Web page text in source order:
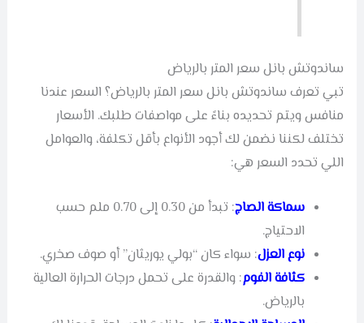
ساندوتش بانل سعر المتر بالرياض
تبي تعرف ساندوتش بانل سعر المتر بالرياض؟ السعر عندنا
منافس ويتم تحديده بناءً على مواصفات طلبك. الأسعار
تختلف لكننا نضمن لك أجود الأنواع بأقل تكلفة، والعوامل
اللي تحدد السعر هي:
سماكة الصاج
: تبدأ من 0.30 إلى 0.70 ملم حسب
الاحتياج.
نوع العزل: سواء كان “بولي يوريثان” أو صوف صخري.
كثافة الفوم: والقدرة على تحمل درجات الحرارة العالية
بالرياض.